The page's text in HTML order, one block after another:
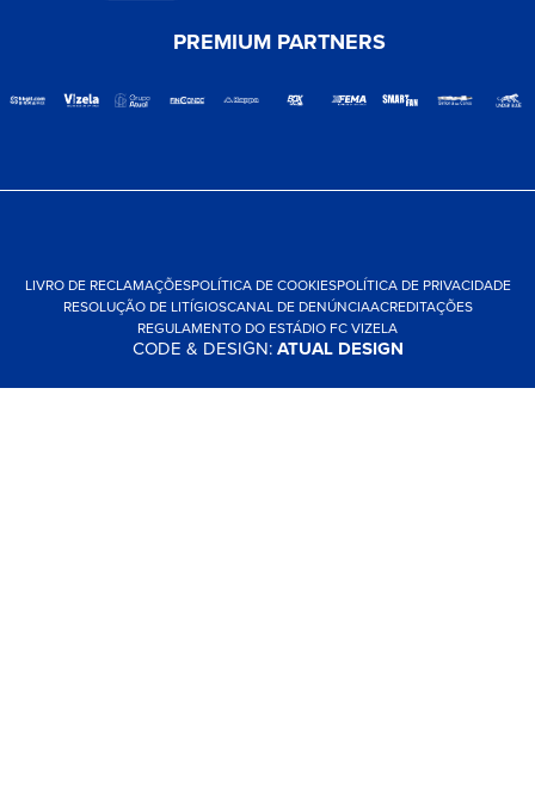
PREMIUM PARTNERS
LIVRO DE RECLAMAÇÕESPOLÍTICA DE COOKIESPOLÍTICA DE PRIVACIDADE
RESOLUÇÃO DE LITÍGIOSCANAL DE DENÚNCIAACREDITAÇÕES
REGULAMENTO DO ESTÁDIO FC VIZELA
CODE & DESIGN:ATUAL DESIGN